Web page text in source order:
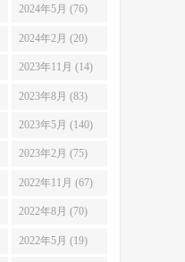
2024年5月 (76)
2024年2月 (20)
2023年11月 (14)
2023年8月 (83)
2023年5月 (140)
2023年2月 (75)
2022年11月 (67)
2022年8月 (70)
2022年5月 (19)